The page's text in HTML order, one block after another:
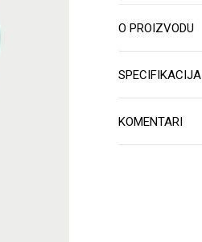
O PROIZVODU
SPECIFIKACIJA
KOMENTARI